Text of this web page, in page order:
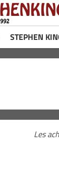
STEPHEN
Les